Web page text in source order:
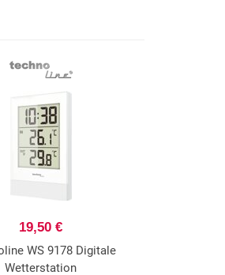
19,50 €
WS 9178 Digitale
Wetterstation